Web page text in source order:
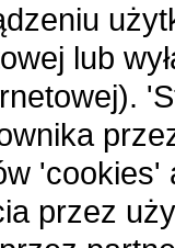
lub
'cookies'
przez